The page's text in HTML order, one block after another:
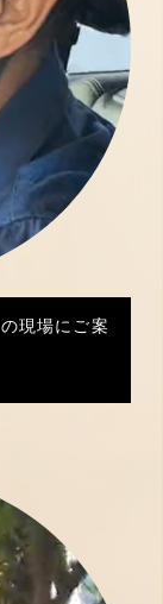
現場にご案